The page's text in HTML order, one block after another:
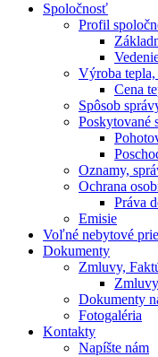
Spoločnosť
Profil
Výroba
Cena
Spôsob
Poskytované
Oznamy,
Ochrana
Práva
Emisie
Voľné nebytové
Dokumenty
Zmluvy,
Dokumenty
Fotogaléria
Kontakty
Napíšte nám